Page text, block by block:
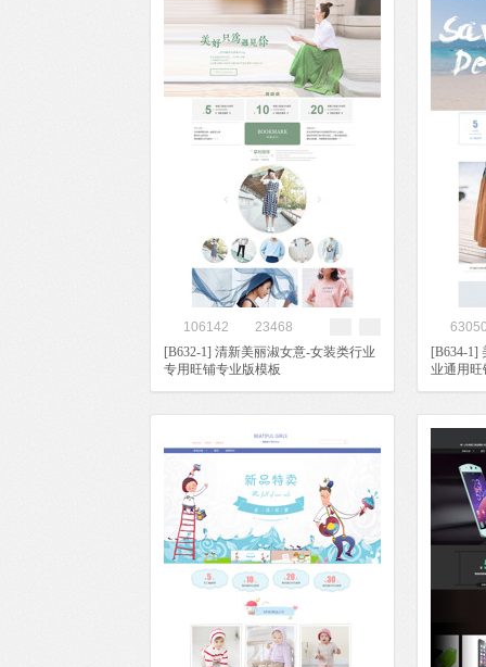
106142
23468
[B632-1] 清新美丽淑女意-女装类行业
专用旺铺专业版模板
[B634-1]
业通用旺